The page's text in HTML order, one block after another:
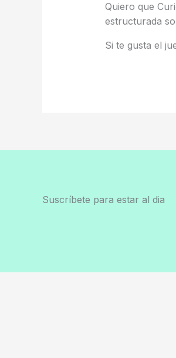
Quiero que
estructurada
Si te gusta el
Suscríbete para estar al dia